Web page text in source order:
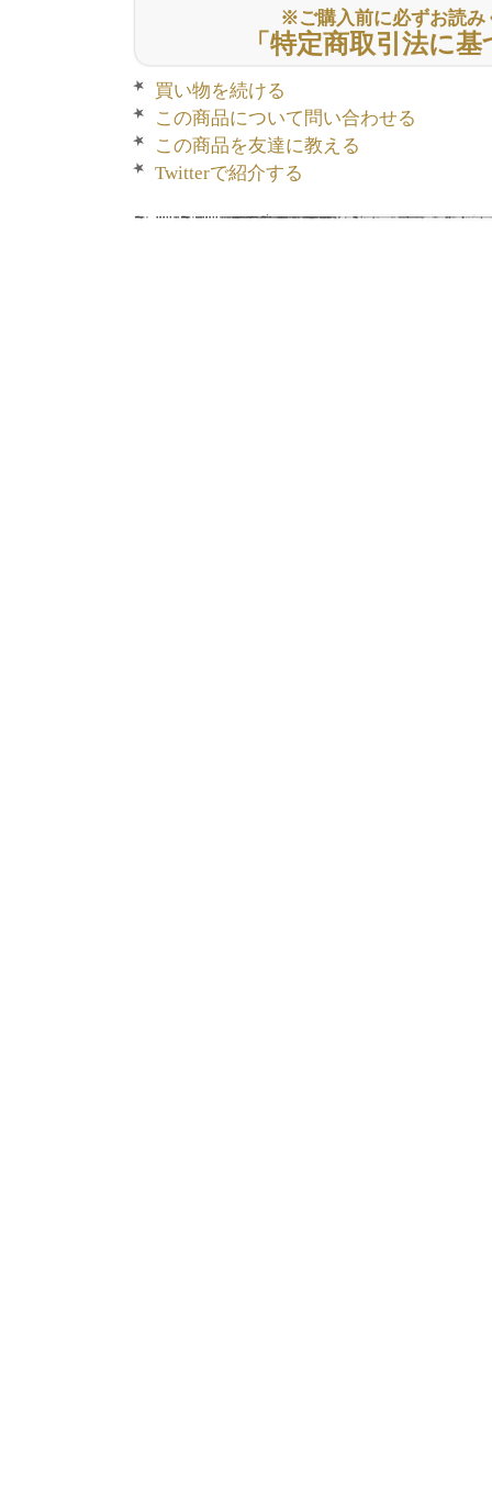
※ご購入前に必ずお読み
「特定商取引法に
買い物を続ける
この商品について問い合わせる
この商品を友達に教える
Twitterで紹介する